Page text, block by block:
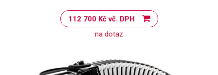
112 700 Kč vč. DPH
na dotaz